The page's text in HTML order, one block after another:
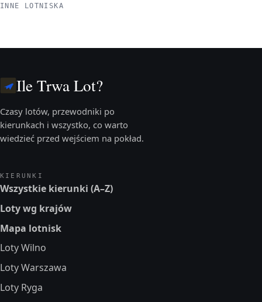
INNE LOTNISKA
Ile Trwa Lot?
Czasy lotów, przewodniki po
kierunkach i wszystko, co warto
wiedzieć przed wejściem na pokład.
KIERUNKI
Wszystkie kierunki (A–Z)
Loty wg krajów
Mapa lotnisk
Loty Wilno
Loty Warszawa
Loty Ryga